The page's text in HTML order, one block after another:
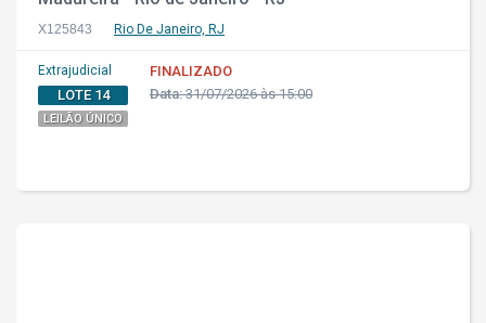
X125843 Rio De Janeiro, RJ
Extrajudicial
LOTE 14
LEILÃO ÚNICO
FINALIZADO
Data:31/07/2026 às 15:00